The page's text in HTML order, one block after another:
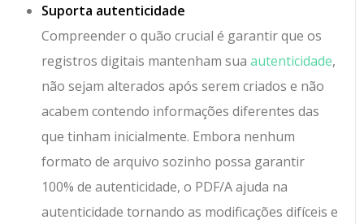
Suporta autenticidade
Compreender o quão crucial é garantir que os
registros digitais mantenham sua autenticidade,
não sejam alterados após serem criados e não
acabem contendo informações diferentes das
que tinham inicialmente. Embora nenhum
formato de arquivo sozinho possa garantir
100% de autenticidade, o PDF/A ajuda na
autenticidade tornando as modificações difíceis e